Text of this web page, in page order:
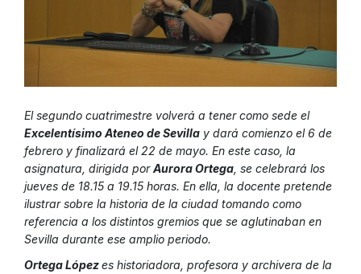
El segundo cuatrimestre volverá a tener como sede el
Excelentísimo Ateneo de Sevilla y dará comienzo el 6 de
febrero y finalizará el 22 de mayo. En este caso, la
asignatura, dirigida porAurora Ortega , se celebrará los
jueves de 18.15 a 19.15 horas. En ella, la docente pretende
ilustrar sobre la historia de la ciudad tomando como
referencia a los distintos gremios que se aglutinaban en
Sevilla durante ese amplio periodo.
Ortega Lópezes historiadora, profesora y archivera de la